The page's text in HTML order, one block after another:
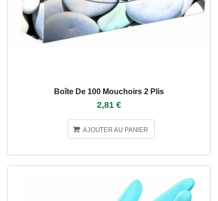
Boîte De 100 Mouchoirs 2 Plis
2,81 €
AJOUTER AU PANIER